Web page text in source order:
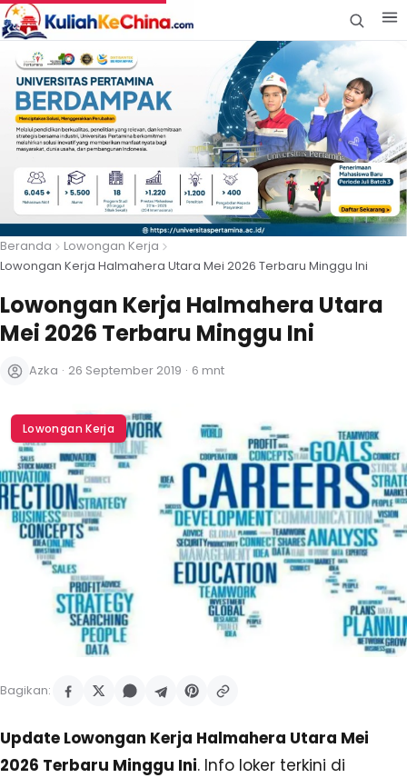
Beranda
Lowongan Kerja
Lowongan Kerja Halmahera Utara Mei 2026 Terbaru Minggu Ini
Lowongan Kerja Halmahera Utara
Mei 2026 Terbaru Minggu Ini
Azka · 26 September 2019 · 6 mnt
Lowongan Kerja
Bagikan:
Update Lowongan Kerja Halmahera Utara Mei
2026 Terbaru Minggu Ini. Info loker terkini di